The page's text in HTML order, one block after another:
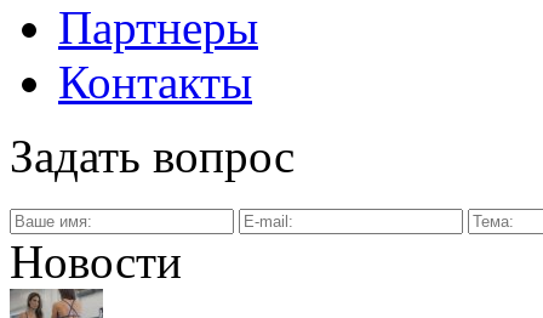
Партнеры
Контакты
Задать вопрос
Новости